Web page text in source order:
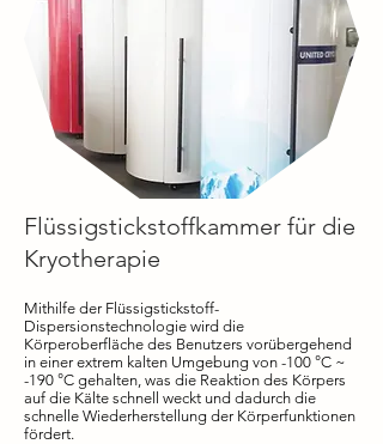
Flüssigstickstoffkammer für die
Kryotherapie
Mithilfe der Flüssigstickstoff-
Dispersionstechnologie wird die
Körperoberfläche des Benutzers vorübergehend
in einer extrem kalten Umgebung von -100 °C ~
-190 °C gehalten, was die Reaktion des Körpers
auf die Kälte schnell weckt und dadurch die
schnelle Wiederherstellung der Körperfunktionen
fördert.